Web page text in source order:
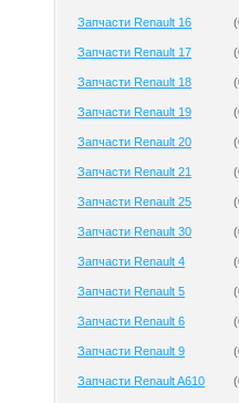
Запчасти Renault 16 (
Запчасти Renault 17 (
Запчасти Renault 18 (
Запчасти Renault 19 (
Запчасти Renault 20 (
Запчасти Renault 21 (
Запчасти Renault 25 (
Запчасти Renault 30 (
Запчасти Renault 4 (
Запчасти Renault 5 (
Запчасти Renault 6 (
Запчасти Renault 9 (
Запчасти Renault A610 (